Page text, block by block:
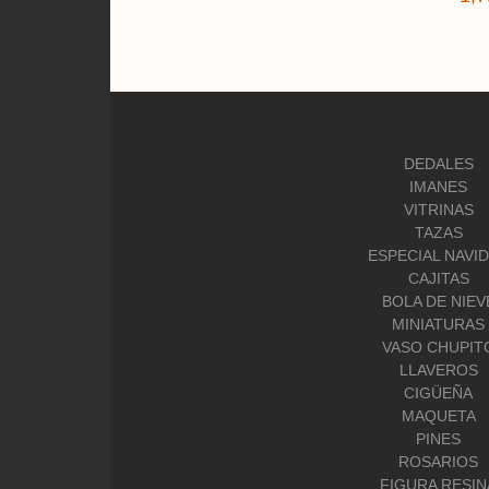
DEDALES
IMANES
VITRINAS
TAZAS
ESPECIAL
CAJITAS
BOLA DE
MINIATURAS
VASO
LLAVEROS
CIGÜEÑA
MAQUETA
PINES
ROSARIOS
FIGURA